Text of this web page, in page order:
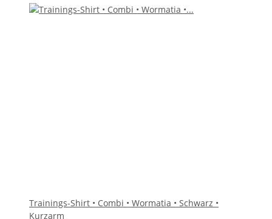
Trainings-Shirt • Combi • Wormatia • Schwarz •
Kurzarm